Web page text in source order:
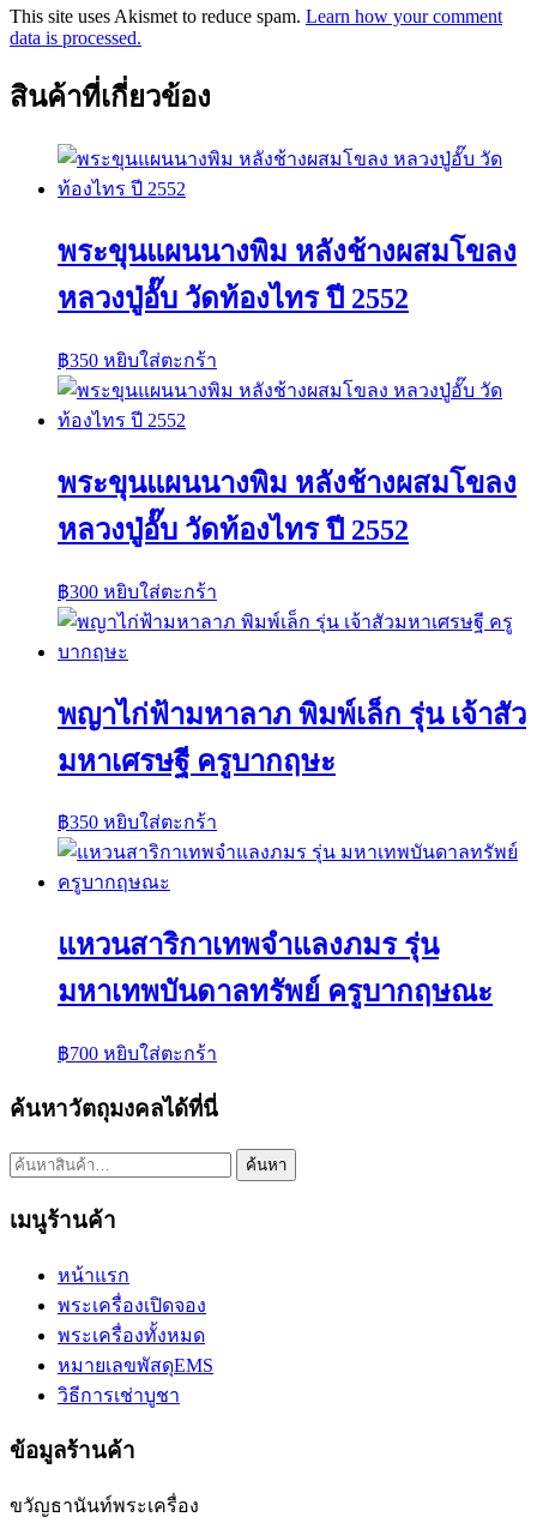
This site uses Akismet to reduce spam. Learn how your comment
data is processed.
สินค้าที่เกี่ยวข้อง
พระขุนแผนนางพิม หลังช้างผสมโขลง
หลวงปู่อั๊บ วัดท้องไทร ปี 2552
฿350 หยิบใส่ตะกร้า
พระขุนแผนนางพิม หลังช้างผสมโขลง
หลวงปู่อั๊บ วัดท้องไทร ปี 2552
฿300 หยิบใส่ตะกร้า
พญาไก่ฟ้ามหาลาภ พิมพ์เล็ก รุ่น เจ้าสัว
มหาเศรษฐี ครูบากฤษะ
฿350 หยิบใส่ตะกร้า
แหวนสาริกาเทพจำแลงภมร รุ่น
มหาเทพบันดาลทรัพย์ ครูบากฤษณะ
฿700 หยิบใส่ตะกร้า
ค้นหาวัตถุมงคลได้ที่นี่
ค้นหา: ค้นหา
เมนูร้านค้า
หน้าแรก
พระเครื่องเปิดจอง
พระเครื่องทั้งหมด
หมายเลขพัสดุEMS
วิธีการเช่าบูชา
ข้อมูลร้านค้า
ขวัญธานันท์พระเครื่อง